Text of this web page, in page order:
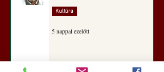
Kultúra
5 nappal ezelőtt